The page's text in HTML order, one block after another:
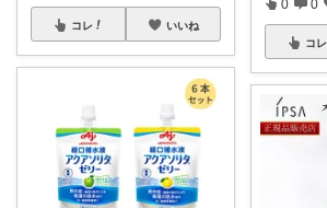
コレ いいね
0 0
コレ